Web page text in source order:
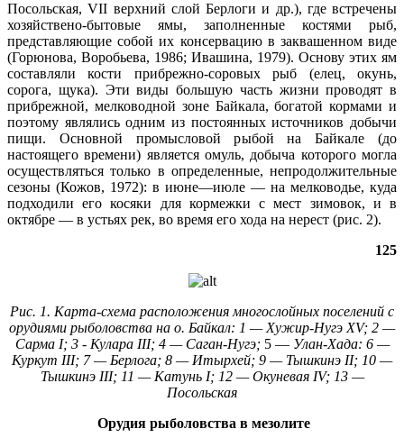
Посольская, VII верхний слой Берлоги и др.), где встречены
хозяйствено-бытовые ямы, заполненные костями рыб,
представляющие собой их консервацию в заквашенном виде
(Горюнова, Воробьева, 1986; Ивашина, 1979). Основу этих ям
составляли кости прибрежно-соровых рыб (елец, окунь,
сорога, щука). Эти виды большую часть жизни проводят в
прибрежной, мелководной зоне Байкала, богатой кормами и
поэтому являлись одним из постоянных источников добычи
пищи. Основной промысловой рыбой на Байкале (до
настоящего времени) является омуль, добыча которого могла
осуществляться только в определенные, непродолжительные
сезоны (Кожов, 1972): в июне—июле — на мелководье, куда
подходили его косяки для кормежки с мест зимовок, и в
октябре — в устьях рек, во время его хода на нерест (рис. 2).
125
Рис. 1. Карта-схема расположения многослойных поселений с
орудиями рыболовства на о. Байкал: 1 — Хужир-Нугэ XV; 2 —
Сарма I; 3 ‑ Кулара III; 4 — Саган-Нугэ; 5 — Улан-Хада: 6 —
Куркут III; 7 — Берлога; 8 — Итырхей; 9 — Тышкинэ II; 10 —
Тышкинэ III; 11 — Катунь I; 12 — Окуневая IV; 13 —
Посольская
Орудия рыболовства в мезолите